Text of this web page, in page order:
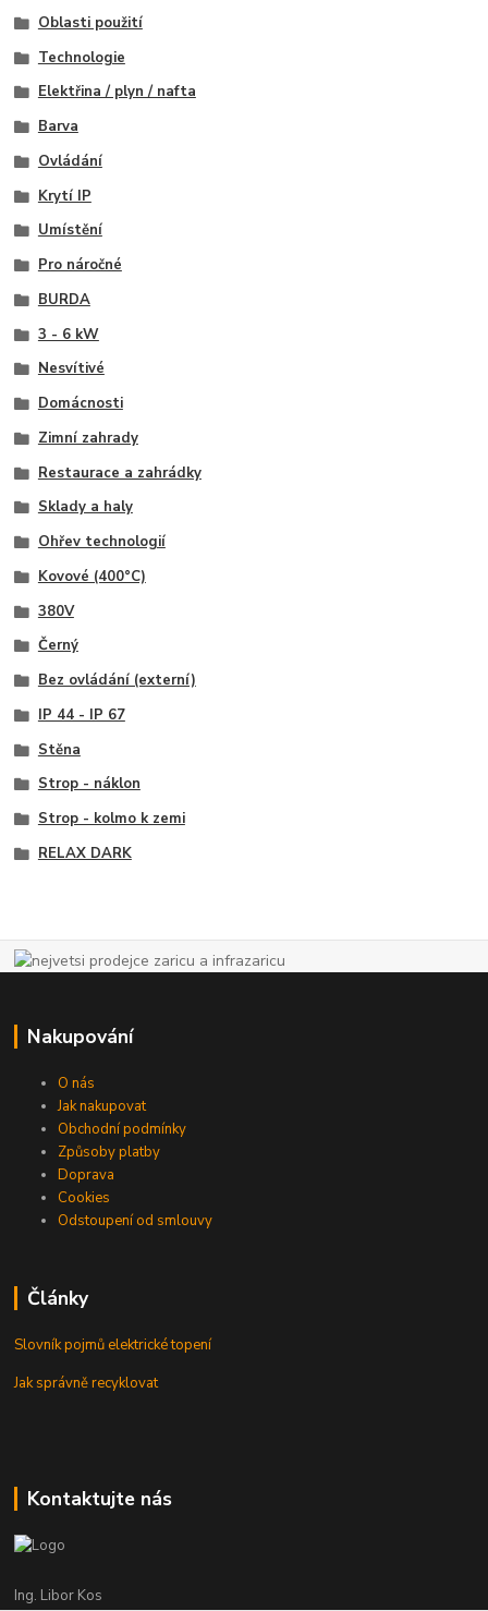
Oblasti použití
Technologie
Elektřina / plyn / nafta
Barva
Ovládání
Krytí IP
Umístění
Pro náročné
BURDA
3 - 6 kW
Nesvítivé
Domácnosti
Zimní zahrady
Restaurace a zahrádky
Sklady a haly
Ohřev technologií
Kovové (400°C)
380V
Černý
Bez ovládání (externí)
IP 44 - IP 67
Stěna
Strop - náklon
Strop - kolmo k zemi
RELAX DARK
Nakupování
O nás
Jak nakupovat
Obchodní podmínky
Způsoby platby
Doprava
Cookies
Odstoupení od smlouvy
Články
Slovník pojmů elektrické topení
Jak správně recyklovat
Kontaktujte nás
Ing. Libor Kos